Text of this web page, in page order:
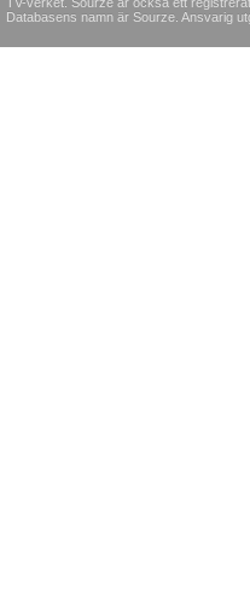
Databasens namn är Sourze. Ansvarig